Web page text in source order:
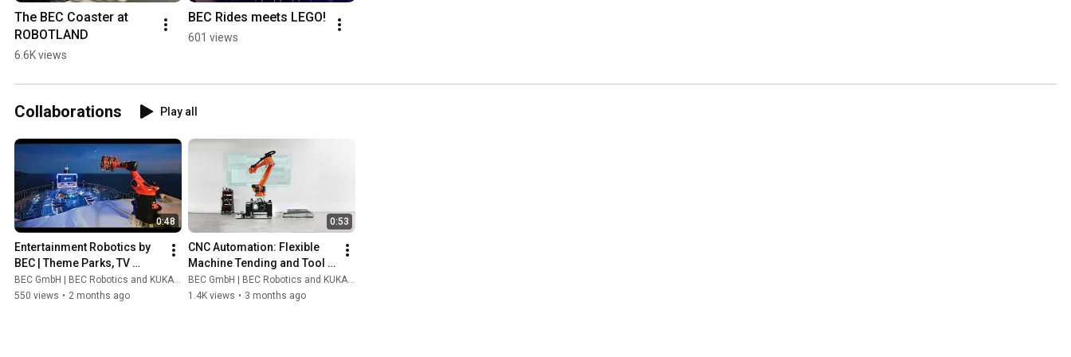
The BEC Coaster at
ROBOTLAND
6.6K views
BEC Rides meets LEGO!
601 views
Collaborations Play all
0:48
Entertainment Robotics by
BEC | Theme Parks, TV
Shows & Motion Systems
BEC GmbH | BEC Robotics and KUKA - Robots & Automation
550 views • 2 months ago
0:53
CNC Automation: Flexible
Machine Tending and Tool
Change for High Payload
(AGV with robot)
BEC GmbH | BEC Robotics and KUKA - Robots & Automation
1.4K views • 3 months ago